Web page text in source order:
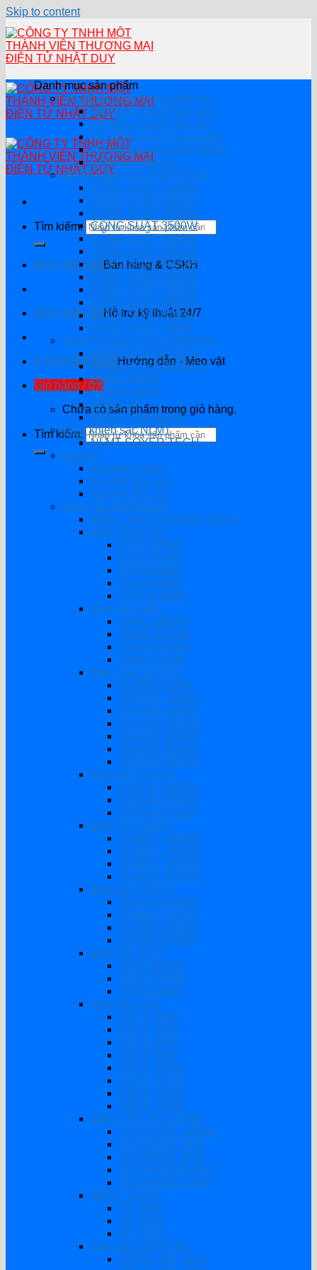
Skip to content
Tìm kiếm:
0914.482.135Bán hàng & CSKH
0914.482.135Hỗ trợ kỹ thuật 24/7
K.NGHIỆM HAYHướng dẫn - Mẹo vặt
Giỏ hàng /0₫
Chưa có sản phẩm trong giỏ hàng.
Tìm kiếm:
Danh mục sản phẩm
Hệ thống năng lượng mặt trời
Hệ thống NLMT hòa lưới
Hệ thông NLMT độc lập
Hệ thống NLMT có lưu trữ
Hệ thống bơm nước NLMT
Combo tự lắp đặt
BỘ ĐỔI ĐIỆN SOYER TECH
CÔNG SUẤT 1200W
CÔNG SUẤT 2000W
CÔNG SUẤT 3000W
CÔNG SUẤT 3500W
CÔNG SUẤT 4200W
CÔNG SUẤT 5000W
CÔNG SUẤT 5500W
CÔNG SUẤT 6200W
CÔNG SUẤT 7000W
CÔNG SUẤT 8000W
CÔNG SUẤT 8200W
CÔNG SUẤT 11KW
Tấm Pin Năng Lượng Mặt Trời
HÃNG SOYER TECH
HÃNG ASTRONERGY
HÃNG JINKO
HÃNG LONGI
HÃNG JA
HÃNG CANADIAN
Điều khiển sạc NLMT
NLMT SOYER TECH
Inverter
Inverter hybrid
Inverter hòa lưới
Inverter độc lập
Biến Tần On/Off Grid
BIẾN TẦN ST-SOYER TECH
Biến Tần EVO
EVO 1600W
EVO 3000W
EVO 4200W
EVO 6200W
EVO 10200W
Biến tần SaKo
SAKO 3000W
SAKO 4200W
SAKO 6200W
SAKO 11KW
Biến Tần SUOER
SUOER 500W
SUOER 1000W
SUOER 1500W
SUOER 2000W
SUOER 3000W
SUOER 3200W
SUOER 5000W
Biến tần EASUN
EASUN 3000W
EASUN 3800W
EASUN 6200W
Biến Tần Sumry
SUMRY 1800W
SUMRY 3000W
SUMRY 3800W
SUMRY 6200W
Biến tần ZUMAX
ZUMAX 3000W
ZUMAX 5500W
ZUMAX 6200W
ZUMAX 6600W
Biến Tần Bơm
BƠM 5500W
BƠM 7500W
BƠM 15KW
Biến tần Deye
DEYE 3KW
DEYE 5KW
DEYE 6KW
DEYE 8KW
DEYE 10KW
DEYE 12KW
DEYE 16KW
DEYE 20KW
BIẾN TẦN TECHFINE
TECHFINE 1200W
TECHFINE 3KW
TECHFINE 4KW
TECHFINE 6.2KW
TECHFINE 11KW
BIẾN TẦN SP
SP 3200
SP 4200
SP 7000
Biến tần SOROTEC
REVO HMT 4KW